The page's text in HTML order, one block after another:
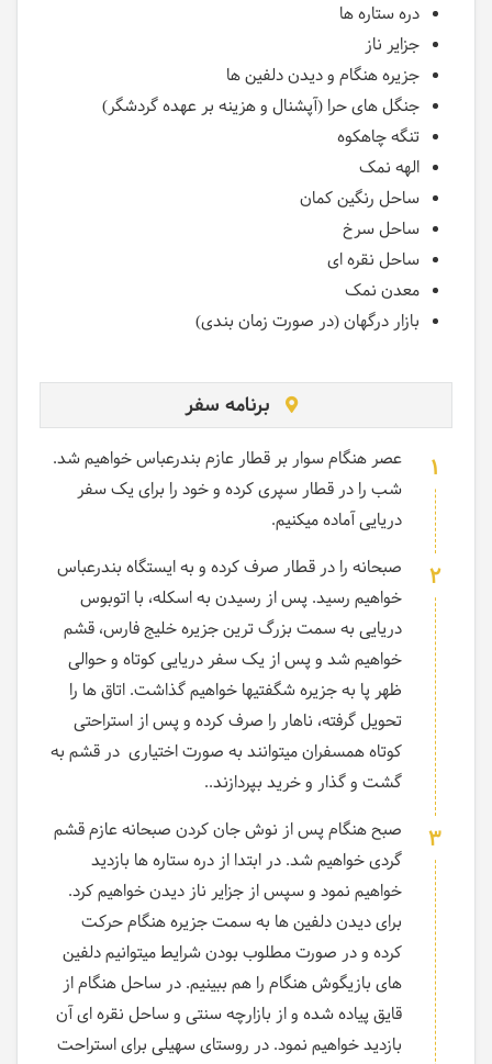
دره ستاره ها
جزایر ناز
جزیره هنگام و دیدن دلفین ها
جنگل های حرا (آپشنال و هزینه بر عهده گردشگر)
تنگه چاهکوه
الهه نمک
ساحل رنگین کمان
ساحل سرخ
ساحل نقره ای
معدن نمک
بازار درگهان (در صورت زمان بندی)
برنامه سفر
1
عصر هنگام سوار بر قطار عازم بندرعباس خواهیم شد.
شب را در قطار سپری کرده و خود را برای یک سفر
دریایی آماده میکنیم.
2
صبحانه را در قطار صرف کرده و به ایستگاه بندرعباس
خواهیم رسید. پس از رسیدن به اسکله، با اتوبوس
دریایی به سمت بزرگ ترین جزیره خلیج فارس، قشم
خواهیم شد و پس از یک سفر دریایی کوتاه و حوالی
ظهر پا به جزیره شگفتیها خواهیم گذاشت. اتاق ها را
تحویل گرفته، ناهار را صرف کرده و پس از استراحتی
کوتاه همسفران میتوانند به صورت اختیاری در قشم به
گشت و گذار و خرید بپردازند..
3
صبح هنگام پس از نوش جان کردن صبحانه عازم قشم
گردی خواهیم شد. در ابتدا از دره ستاره ها بازدید
خواهیم نمود و سپس از جزایر ناز دیدن خواهیم کرد.
برای دیدن دلفین ها به سمت جزیره هنگام حرکت
کرده و در صورت مطلوب بودن شرایط میتوانیم دلفین
های بازیگوش هنگام را هم ببینیم. در ساحل هنگام از
قایق پیاده شده و از بازارچه سنتی و ساحل نقره ای آن
بازدید خواهیم نمود. در روستای سهیلی برای استراحت